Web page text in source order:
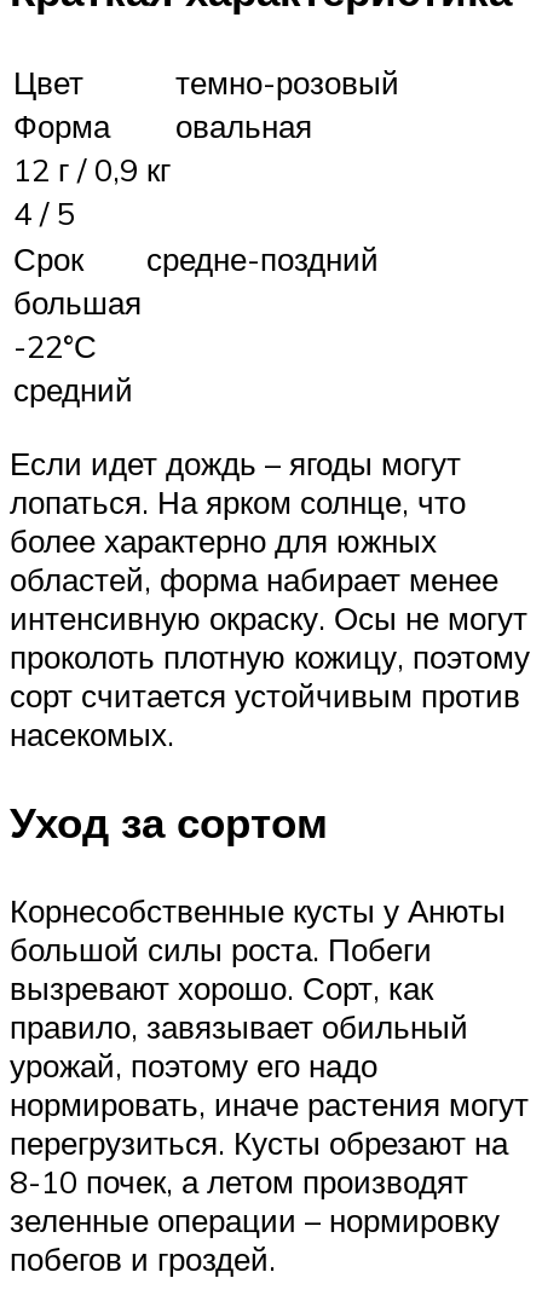
Цвет
темно-розовый
Форма
овальная
12 г / 0,9 кг
4 / 5
Срок
средне-поздний
большая
-22°С
средний
Если идет дождь – ягоды могут
лопаться. На ярком солнце, что
более характерно для южных
областей, форма набирает менее
интенсивную окраску. Осы не могут
проколоть плотную кожицу, поэтому
сорт считается устойчивым против
насекомых.
Уход за сортом
Корнесобственные кусты у Анюты
большой силы роста. Побеги
вызревают хорошо. Сорт, как
правило, завязывает обильный
урожай, поэтому его надо
нормировать, иначе растения могут
перегрузиться. Кусты обрезают на
8-10 почек, а летом производят
зеленные операции – нормировку
побегов и гроздей.